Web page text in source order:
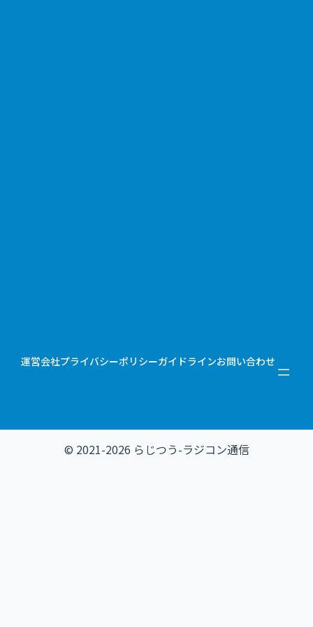
運営会社プライバシーポリシーガイドラインお問い合わせ
© 2021-2026 らじつう-ラジコン通信